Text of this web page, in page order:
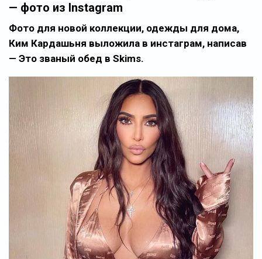
— фото из Instagram
Фото для новой коллекции, одежды для дома,
Ким Кардашьня выложила в инстаграм, написав
— Это званый обед в Skims.